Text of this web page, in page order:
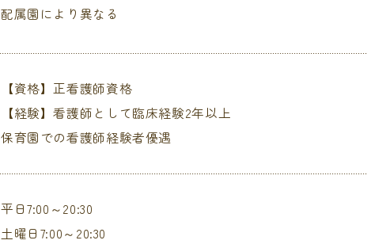
配属園により異なる
【資格】正看護師資格
【経験】看護師として臨床経験2年以上
保育園での看護師経験者優遇
平日7:00～20:30
土曜日7:00～20:30